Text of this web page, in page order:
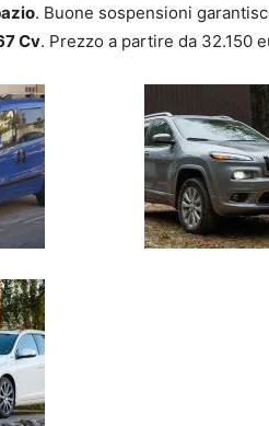
. Buone sospensioni
Cv. Prezzo a partire da 32.150